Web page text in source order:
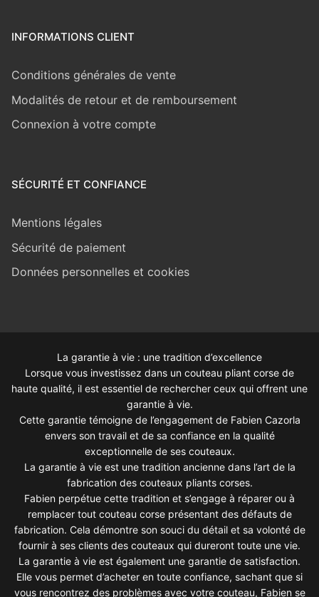
INFORMATIONS CLIENT
Conditions générales de vente
Modalités de retour et de remboursement
Connexion à votre compte
SÉCURITÉ ET CONFIANCE
Mentions légales
Sécurité de paiement
Données personnelles et cookies
La garantie à vie : une tradition d’excellence
Lorsque vous investissez dans un couteau pliant corse de
haute qualité, il est essentiel de rechercher ceux qui offrent une
garantie à vie.
Cette garantie témoigne de l’engagement de Fabien Cazorla
envers son travail et de sa confiance en la qualité
exceptionnelle de ses couteaux.
La garantie à vie est une tradition ancienne dans l’art de la
fabrication des couteaux pliants corses.
Fabien perpétue cette tradition et s’engage à réparer ou à
remplacer tout couteau corse présentant des défauts de
fabrication. Cela démontre son souci du détail et sa volonté de
fournir à ses clients des couteaux qui dureront toute une vie.
La garantie à vie est également une garantie de satisfaction.
Elle vous permet d’acheter en toute confiance, sachant que si
vous rencontrez des problèmes avec votre couteau, Fabien se